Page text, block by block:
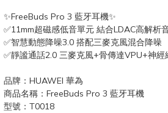
✨FreeBuds Pro 3 藍牙耳機✨
✅11mm超磁感低音單元 結合LDAC高解析
✅智慧動態降噪3.0 搭配三麥克風混合降噪
✅靜謐通話2.0 三麥克風+骨傳達VPU+神經
品牌：HUAWEI 華為
商品名稱：FreeBuds Pro 3 藍牙耳機
型號：T0018